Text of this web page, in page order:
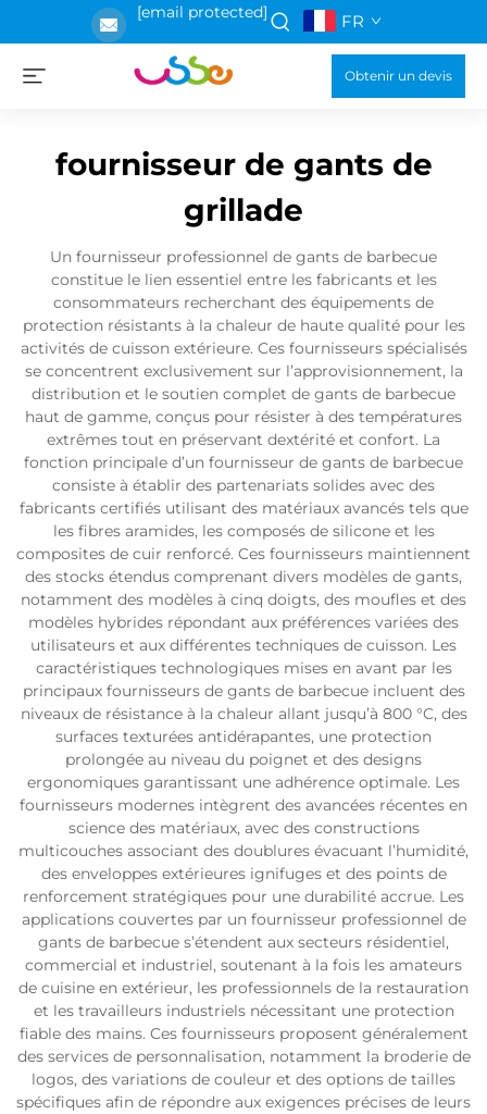
[email protected] FR
Obtenir un devis
fournisseur de gants de
grillade
Un fournisseur professionnel de gants de barbecue
constitue le lien essentiel entre les fabricants et les
consommateurs recherchant des équipements de
protection résistants à la chaleur de haute qualité pour les
activités de cuisson extérieure. Ces fournisseurs spécialisés
se concentrent exclusivement sur l’approvisionnement, la
distribution et le soutien complet de gants de barbecue
haut de gamme, conçus pour résister à des températures
extrêmes tout en préservant dextérité et confort. La
fonction principale d’un fournisseur de gants de barbecue
consiste à établir des partenariats solides avec des
fabricants certifiés utilisant des matériaux avancés tels que
les fibres aramides, les composés de silicone et les
composites de cuir renforcé. Ces fournisseurs maintiennent
des stocks étendus comprenant divers modèles de gants,
notamment des modèles à cinq doigts, des moufles et des
modèles hybrides répondant aux préférences variées des
utilisateurs et aux différentes techniques de cuisson. Les
caractéristiques technologiques mises en avant par les
principaux fournisseurs de gants de barbecue incluent des
niveaux de résistance à la chaleur allant jusqu’à 800 °C, des
surfaces texturées antidérapantes, une protection
prolongée au niveau du poignet et des designs
ergonomiques garantissant une adhérence optimale. Les
fournisseurs modernes intègrent des avancées récentes en
science des matériaux, avec des constructions
multicouches associant des doublures évacuant l’humidité,
des enveloppes extérieures ignifuges et des points de
renforcement stratégiques pour une durabilité accrue. Les
applications couvertes par un fournisseur professionnel de
gants de barbecue s’étendent aux secteurs résidentiel,
commercial et industriel, soutenant à la fois les amateurs
de cuisine en extérieur, les professionnels de la restauration
et les travailleurs industriels nécessitant une protection
fiable des mains. Ces fournisseurs proposent généralement
des services de personnalisation, notamment la broderie de
logos, des variations de couleur et des options de tailles
spécifiques afin de répondre aux exigences précises de leurs